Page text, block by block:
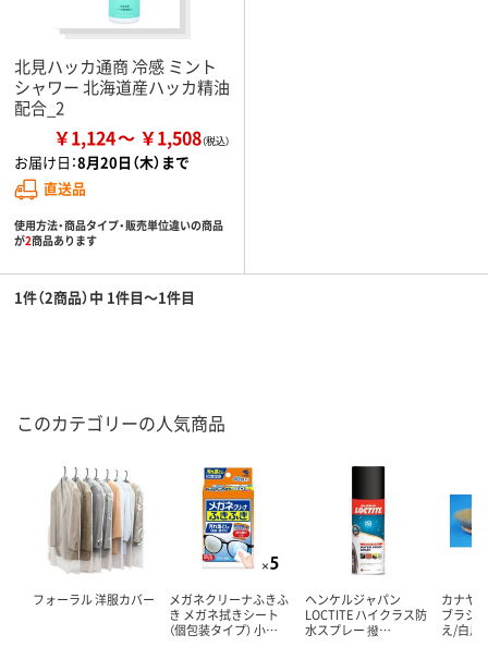
北見ハッカ通商 冷感 ミント
シャワー 北海道産ハッカ精油
配合_2
￥1,124 ￥1,508
お届け日：8月20日（木）まで
直送品
使用方法・商品タイプ・販売単位違いの商品
が2商品あります
1件（2商品）中 1件目～1件目
このカテゴリーの人気商品
フォーラル 洋服カバー
メガネクリーナふきふ
き メガネ拭きシート
（個包装タイプ） 小…
ヘンケルジャパン
LOCTITE ハイクラス防
水スプレー 撥…
カナヤ
ブラシ
え/白馬